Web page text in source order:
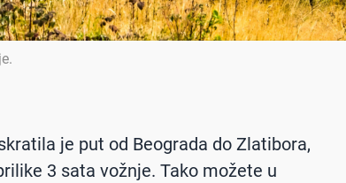
.
je put od Beograda do Zlatibora,
3 sata vožnje. Tako možete u